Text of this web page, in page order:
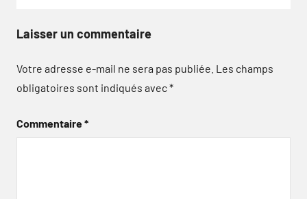
Laisser un commentaire
Votre adresse e-mail ne sera pas publiée. Les champs
obligatoires sont indiqués avec*
Commentaire*